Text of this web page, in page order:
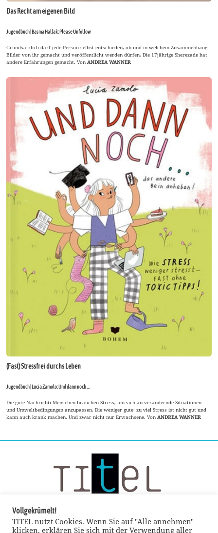
Das Recht am eigenen Bild
Jugendbuch | Basma Hallak: Please Unfollow
Grundsätzlich darf jede Person selbst entschieden, ob und in welchem Zusammenhang
Bilder von ihr gemacht und veröffentlicht werden dürfen. Die 17jährige Sherezade hat
andere Erfahrungen gemacht. Von ANDREA WANNER
(Fast) Stressfrei durchs Leben
Jugendbuch | Lucia Zamolo: Und dann noch ...
Die gute Nachricht: Menschen brauchen Stress, um sich an verändernde Situationen
und Umweltbedingungen anzupassen. Die weniger gute: zu viel Stress ist nicht gut und
kann auch krank machen. Und zwar nicht nur Erwachsene. Von ANDREA WANNER
Vollgekrümelt!
TITEL nutzt Cookies. Wenn Sie auf "Alle annehmen"
klicken, erklären Sie sich mit der Verwendung aller